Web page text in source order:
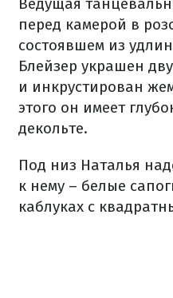
Ведущая
перед камерой в
состоявшем из
Блейзер украшен
и инкрустирован
этого он имеет
декольте.
Под низ Наталья
к нему – белые
каблуках с